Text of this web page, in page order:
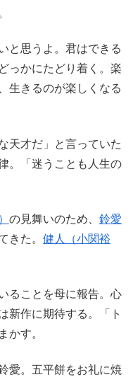
と思うよ。君はできる
っかにたどり着く。楽
生きるのが楽しくなる
天才だ」と言っていた
。「迷うことも人生の
の見舞いのため、 鈴愛
きた。 健人（小関裕
ることを母に報告。心
新作に期待する。「ト
かす。
愛。五平餅をお礼に焼